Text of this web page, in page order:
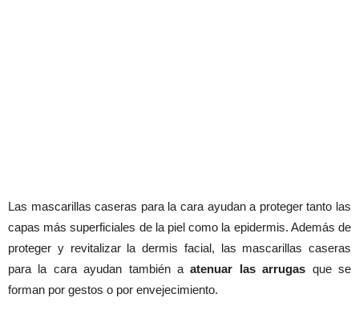
Las mascarillas caseras para la cara ayudan a proteger tanto las
capas más superficiales de la piel como la epidermis. Además de
proteger y revitalizar la dermis facial, las mascarillas caseras
para la cara ayudan también aatenuar las arrugas que se
forman por gestos o por envejecimiento.